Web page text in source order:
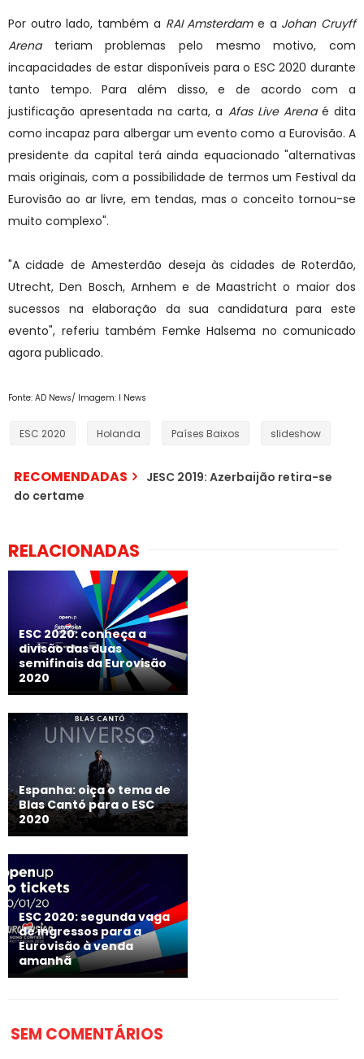
Por outro lado, também a RAI Amsterdam e a Johan Cruyff
Arenateriam problemas pelo mesmo motivo, com
incapacidades de estar disponíveis para o ESC 2020 durante
tanto tempo. Para além disso, e de acordo com a
justificação apresentada na carta, a Afas Live Arenaé dita
como incapaz para albergar um evento como a Eurovisão. A
presidente da capital terá ainda equacionado "alternativas
mais originais, com a possibilidade de termos um Festival da
Eurovisão ao ar livre, em tendas, mas o conceito tornou-se
muito complexo".
"A cidade de Amesterdão deseja às cidades de Roterdão,
Utrecht, Den Bosch, Arnhem e de Maastricht o maior dos
sucessos na elaboração da sua candidatura para este
evento", referiu também Femke Halsema no comunicado
agora publicado.
Fonte: AD News/ Imagem: I News
ESC 2020 Holanda Países Baixos slideshow
RECOMENDADAS
JESC 2019: Azerbaijão retira-se
do certame
RELACIONADAS
ESC 2020: conheça a
divisão das duas
semifinais da Eurovisão
2020
Espanha: oiça o tema de
Blas Cantó para o ESC
2020
ESC 2020: segunda vaga
de ingressos para a
Eurovisão à venda
amanhã
SEM COMENTÁRIOS